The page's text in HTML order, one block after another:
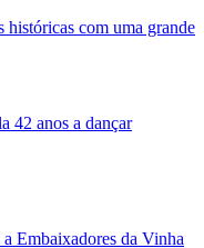
históricas com uma grande
42 anos a dançar
Embaixadores da Vinha